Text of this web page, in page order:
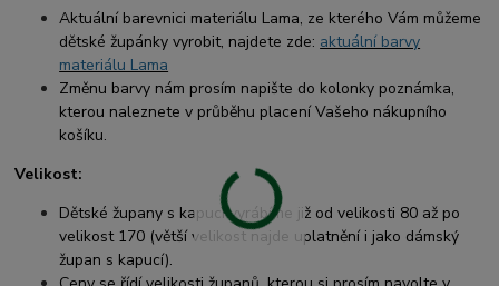
Aktuální barevnici materiálu Lama, ze kterého Vám můžeme
dětské župánky vyrobit, najdete zde: aktuální barvy
materiálu Lama
Změnu barvy nám prosím napište do kolonky poznámka,
kterou naleznete v průběhu placení Vašeho nákupního
košíku.
Velikost:
Dětské župany s kapucí vyrábíme již od velikosti 80 až po
velikost 170 (větší velikost najde uplatnění i jako dámský
župan s kapucí).